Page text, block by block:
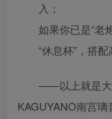
入；
如果你已是“老
“休息杯”，搭
——以上就是大
KAGUYANO南宫璃